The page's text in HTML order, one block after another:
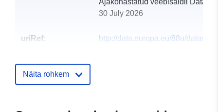
Ajakohastatud veebisaidil
30 July 2026
uriRef:
http://data.europa.eu/88u/dataset/
Näita rohkem